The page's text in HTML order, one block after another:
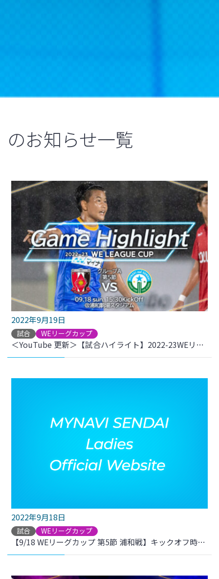
のお知らせ一覧
2022年9月19日
試合 WEリーグカップ
＜YouTube 更新＞【試合ハイライト】2022-23WEリーグカップ GS第5節 vs.三菱重工浦和レッズレディース をアップしました
2022年9月18日
試合 WEリーグカップ
【9/18 WEリーグカップ 第5節 浦和戦】キックオフ時刻変更のお知らせ